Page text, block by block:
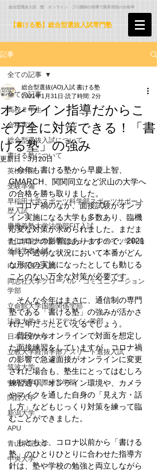
​ 総合型選抜入試 塾 オンライン プロ講師の指導で業界屈指の合格率
【書ける塾】総合型選抜入試専門塾
記事
全ての記事
高校２年生
合格実績
総合型選抜入試について
書ける塾について
英検対策
受験準備
早稲田大学スポーツ科学部スポーツサポート
歴入試
慶應義塾大学法学部FIT入試
青山学院大学法学部ヒューマンライツ学科海
外就学者入試
ICU 帰国生入試
同志社大学グローバル・コミュニケーション
学部
立命館大学国際関係学部
法政大学キャリアデザイン学部
日本女子大学
立教大学経済学部アスリート選抜入試
筑波大学
中央大学国際経営学部
関西大学
新潟大学
APU
青山学院大学
中央大学
全ての記事
オンライン指導だからこ
そ万全に対策できる！「書
ける塾」の強み
総合型選抜(AO)入試 書ける塾
2021年1月31日 読了時間: 2分
更新日：3月20日
今年も書ける塾から早慶上智、
GMARCH、関関同立など沢山の大学へ
の合格を勝ち取りました。
コロナ禍のなか、面接試験がオンラ
イン実施になる大学も多数あり、臨機
応変な対策が求められました。まだま
だコロナの影響はありますので、2021
年も不透明な状況において本番がどん
な形での実施になったとしても動じる
ことのない万全な対策が必要です。
そんな今年はまさに、通信制の専門
塾である「書ける塾」の強みが活かさ
れた年だったといえるでしょう。
普段からオンラインで対面を想定し
た面接練習をしていますが、コロナ禍
の影響で急遽面接がオンラインに変更
された場合も、塾生にとってはむしろ
練習通り。オンライン環境や、カメラ
やマイクを通した自身の「見え方・話
し方」などもじっくり対策を練って臨
むことができました。
もともと、コロナ以前から「書ける
塾」のひとりひとりに合わせた指導方
針は、塾や学校の勉強と両立しながら